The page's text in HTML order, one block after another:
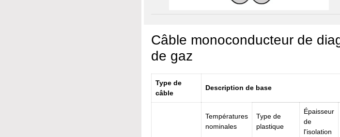
Câble monoconducteur de
de gaz
Type de
câble
Description de base
Températures
nominales
Type de
plastique
Épaisseur
de
l'isolation